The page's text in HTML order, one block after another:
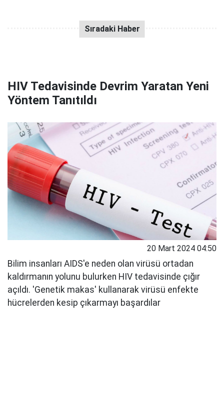
HIV Tedavisinde Devrim Yaratan Yeni
Yöntem Tanıtıldı
20 Mart 2024 04:50
Bilim insanları AIDS'e neden olan virüsü ortadan
kaldırmanın yolunu bulurken HIV tedavisinde çığır
açıldı. 'Genetik makas' kullanarak virüsü enfekte
hücrelerden kesip çıkarmayı başardılar